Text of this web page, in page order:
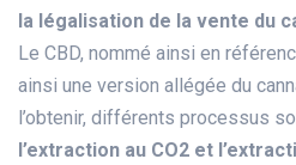
la légalisation de la vente du
Le CBD, nommé ainsi en
ainsi une version allégée du
l’obtenir, différents processus
l’extraction au CO2 et